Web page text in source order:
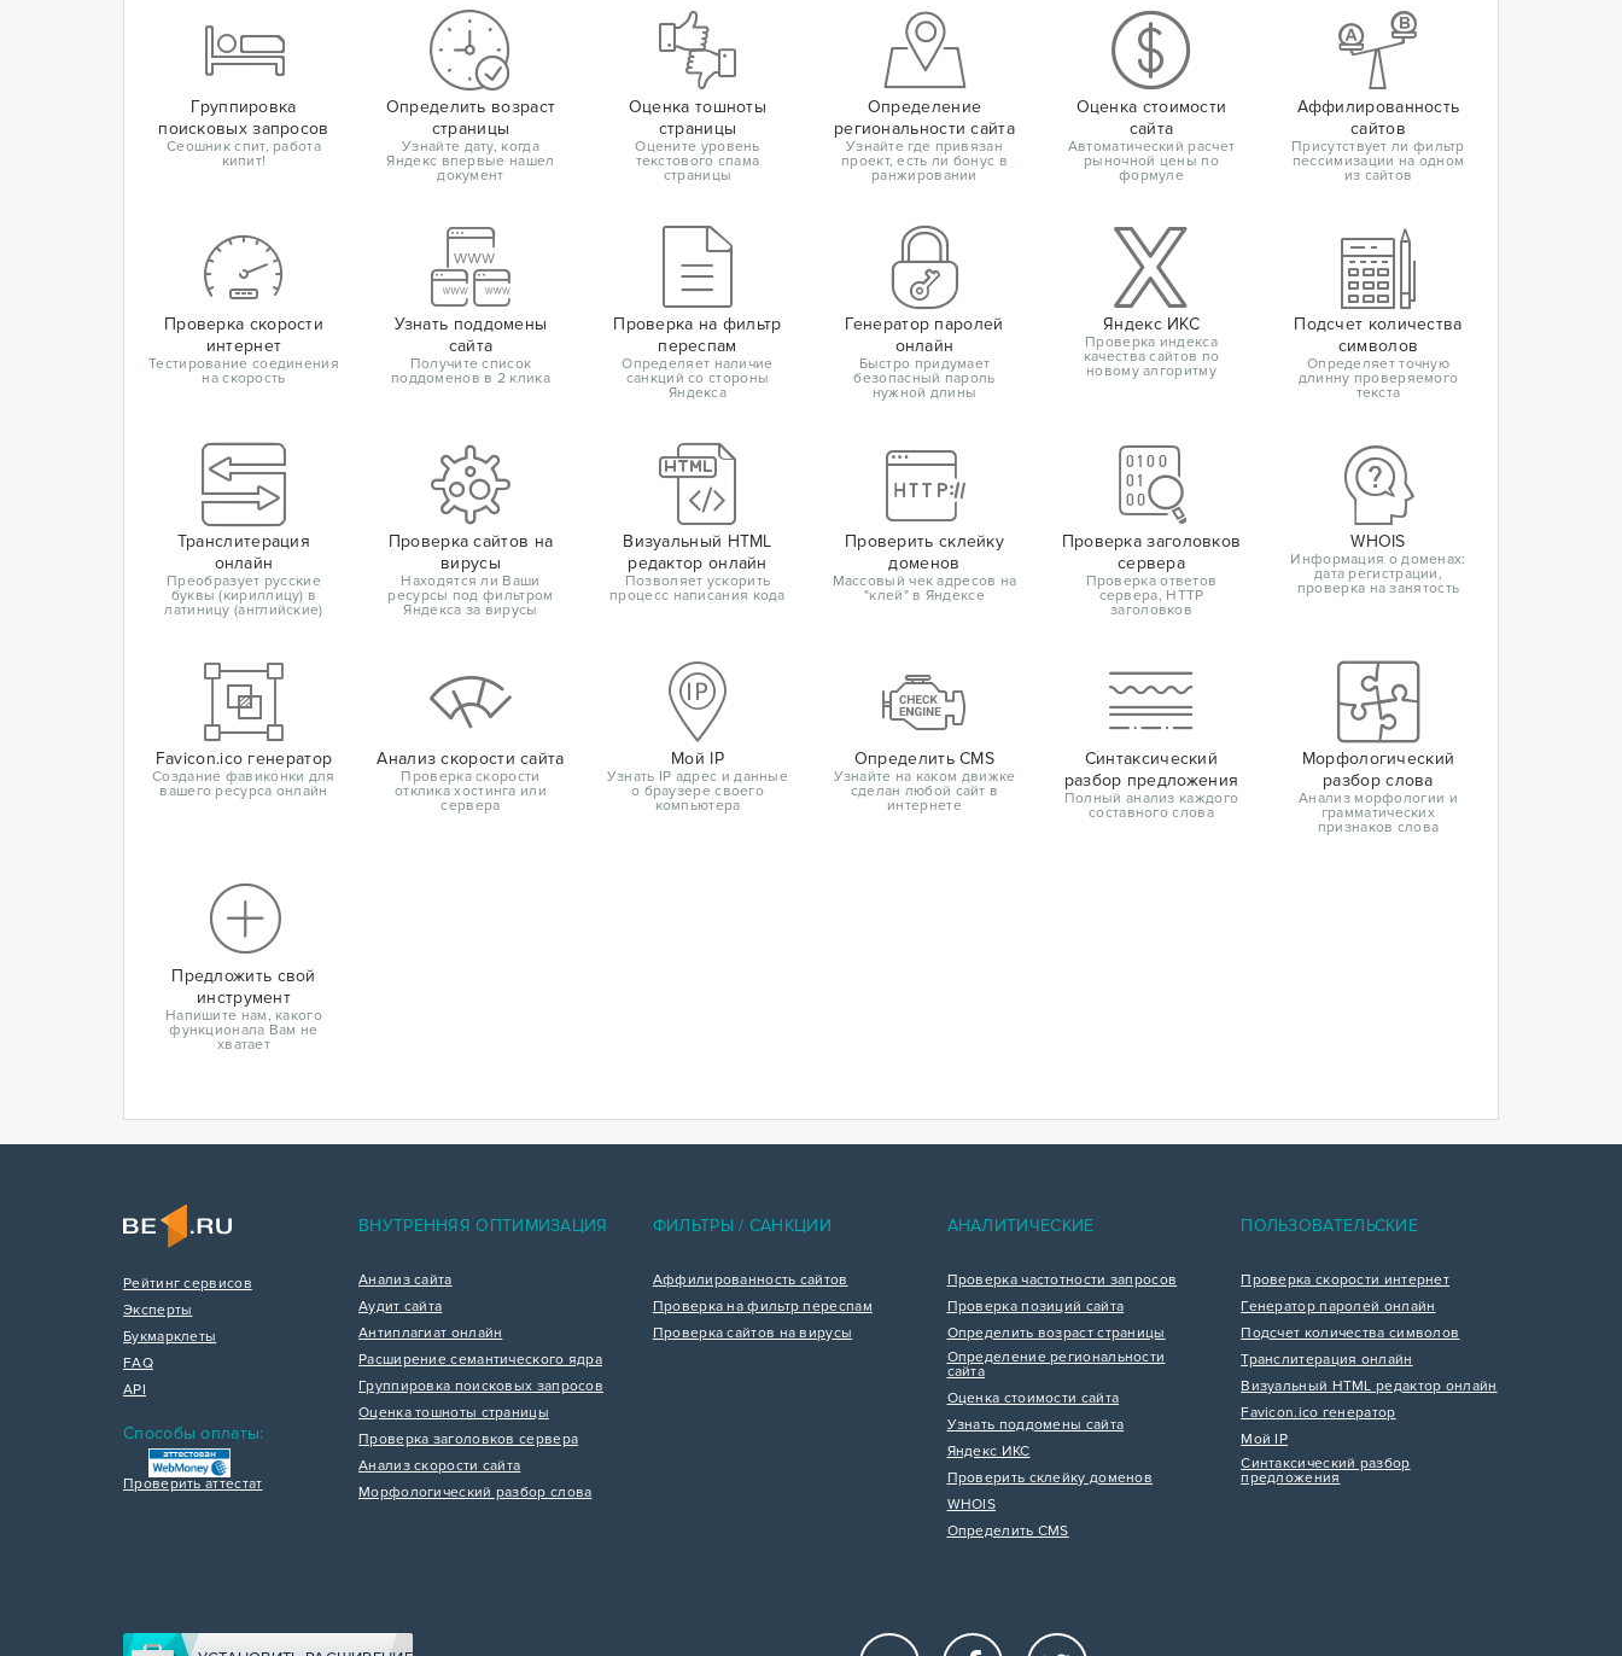
Группировка
поисковых запросов
Сеошник спит, работа
кипит!
Определить возраст
страницы
Узнайте дату, когда
Яндекс впервые нашел
документ
Оценка тошноты
страницы
Оцените уровень
текстового спама
страницы
Определение
региональности сайта
Узнайте где привязан
проект, есть ли бонус в
ранжировании
Оценка стоимости
сайта
Автоматический расчет
рыночной цены по
формуле
Аффилированность
сайтов
Присутствует ли фильтр
пессимизации на одном
из сайтов
Проверка скорости
интернет
Тестирование соединения
на скорость
Узнать поддомены
сайта
Получите список
поддоменов в 2 клика
Проверка на фильтр
переспам
Определяет наличие
санкций со стороны
Яндекса
Генератор паролей
онлайн
Быстро придумает
безопасный пароль
нужной длины
Яндекс ИКС
Проверка индекса
качества сайтов по
новому алгоритму
Подсчет количества
символов
Определяет точную
длинну проверяемого
текста
Транслитерация
онлайн
Преобразует русские
буквы (кириллицу) в
латиницу (английские)
Проверка сайтов на
вирусы
Находятся ли Ваши
ресурсы под фильтром
Яндекса за вирусы
Визуальный HTML
редактор онлайн
Позволяет ускорить
процесс написания кода
Проверить склейку
доменов
Массовый чек адресов на
"клей" в Яндексе
Проверка заголовков
сервера
Проверка ответов
сервера, HTTP
заголовков
WHOIS
Информация о доменах:
дата регистрации,
проверка на занятость
Favicon.ico генератор
Создание фавиконки для
вашего ресурса онлайн
Анализ скорости сайта
Проверка скорости
отклика хостинга или
сервера
Мой IP
Узнать IP адрес и данные
о браузере своего
компьютера
Определить CMS
Узнайте на каком движке
сделан любой сайт в
интернете
Синтаксический
разбор предложения
Полный анализ каждого
составного слова
Морфологический
разбор слова
Анализ морфологии и
грамматических
признаков слова
Предложить свой
инструмент
Напишите нам, какого
функционала Вам не
хватает
Рейтинг сервисов
Эксперты
Букмарклеты
FAQ
API
Способы оплаты:
Проверить аттестат
ВНУТРЕННЯЯ ОПТИМИЗАЦИЯ
Анализ сайта
Аудит сайта
Антиплагиат онлайн
Расширение семантического ядра
Группировка поисковых запросов
Оценка тошноты страницы
Проверка заголовков сервера
Анализ скорости сайта
Морфологический разбор слова
ФИЛЬТРЫ / САНКЦИИ
Аффилированность сайтов
Проверка на фильтр переспам
Проверка сайтов на вирусы
АНАЛИТИЧЕСКИЕ
Проверка частотности запросов
Проверка позиций сайта
Определить возраст страницы
Определение региональности
сайта
Оценка стоимости сайта
Узнать поддомены сайта
Яндекс ИКС
Проверить склейку доменов
WHOIS
Определить CMS
ПОЛЬЗОВАТЕЛЬСКИЕ
Проверка скорости интернет
Генератор паролей онлайн
Подсчет количества символов
Транслитерация онлайн
Визуальный HTML редактор онлайн
Favicon.ico генератор
Мой IP
Синтаксический разбор
предложения